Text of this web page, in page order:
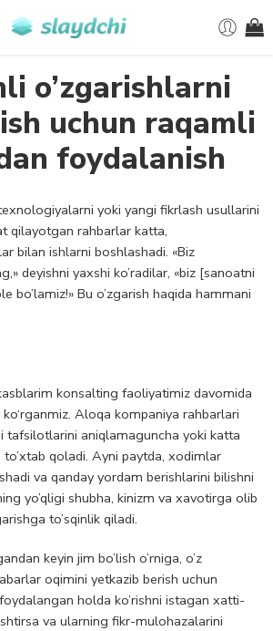
o’zgarishlarni
uchun raqamli
foydalanish
yoki yangi fikrlash usullarini
qilayotgan rahbarlar katta,
bilan ishlarni boshlashadi. «Biz
deyishni yaxshi ko’radilar, «biz [sanoatni
bo’lamiz!» Bu o’zgarish haqida hammani
konsalting faoliyatimiz davomida
Aloqa kompaniya rahbarlari
tafsilotlarini aniqlamaguncha yoki katta
qoladi. Ayni paytda, xodimlar
va qanday yordam berishlarini bilishni
yo’qligi shubha, kinizm va xavotirga olib
to’sqinlik qiladi.
keyin jim bo’lish o’rniga, o’z
oqimini yetkazib berish uchun
holda ko’rishni istagan xatti-
va ularning fikr-mulohazalarini